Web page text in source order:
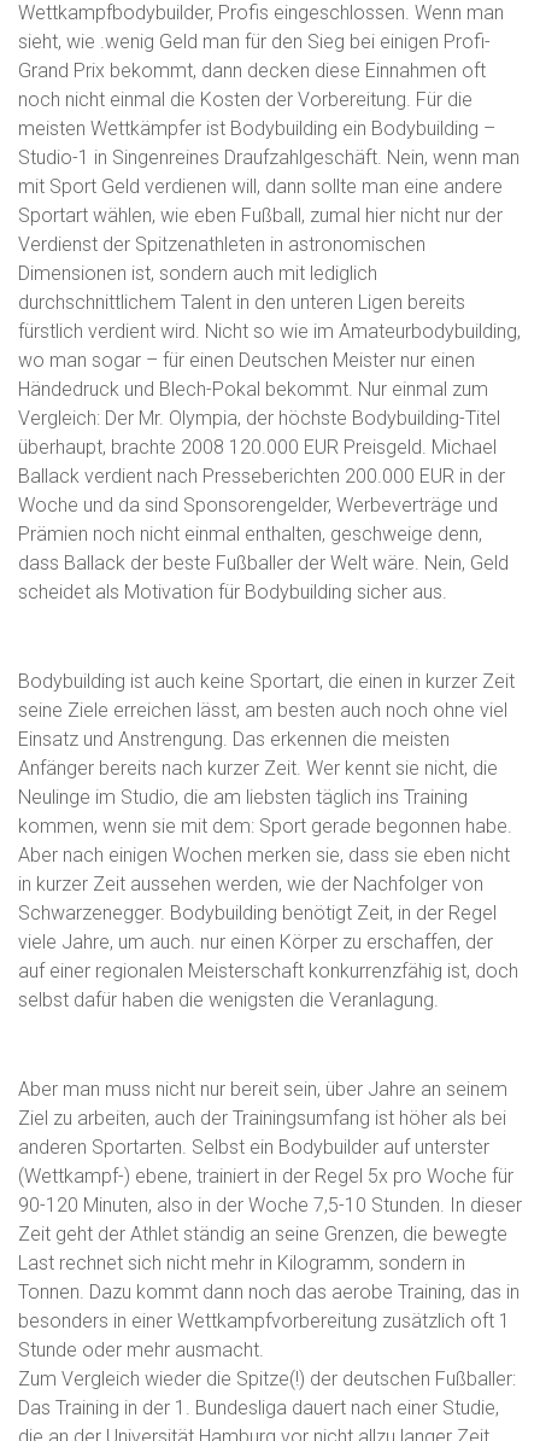
Wettkampfbodybuilder, Profis eingeschlossen. Wenn man
sieht, wie .wenig Geld man für den Sieg bei einigen Profi-
Grand Prix bekommt, dann decken diese Einnahmen oft
noch nicht einmal die Kosten der Vorbereitung. Für die
meisten Wettkämpfer ist Bodybuilding ein Bodybuilding –
Studio-1 in Singenreines Draufzahlgeschäft. Nein, wenn man
mit Sport Geld verdienen will, dann sollte man eine andere
Sportart wählen, wie eben Fußball, zumal hier nicht nur der
Verdienst der Spitzenathleten in astronomischen
Dimensionen ist, sondern auch mit lediglich
durchschnittlichem Talent in den unteren Ligen bereits
fürstlich verdient wird. Nicht so wie im Amateurbodybuilding,
wo man sogar – für einen Deutschen Meister nur einen
Händedruck und Blech-Pokal bekommt. Nur einmal zum
Vergleich: Der Mr. Olympia, der höchste Bodybuilding-Titel
überhaupt, brachte 2008 120.000 EUR Preisgeld. Michael
Ballack verdient nach Presseberichten 200.000 EUR in der
Woche und da sind Sponsorengelder, Werbeverträge und
Prämien noch nicht einmal enthalten, geschweige denn,
dass Ballack der beste Fußballer der Welt wäre. Nein, Geld
scheidet als Motivation für Bodybuilding sicher aus.
Bodybuilding ist auch keine Sportart, die einen in kurzer Zeit
seine Ziele erreichen lässt, am besten auch noch ohne viel
Einsatz und Anstrengung. Das erkennen die meisten
Anfänger bereits nach kurzer Zeit. Wer kennt sie nicht, die
Neulinge im Studio, die am liebsten täglich ins Training
kommen, wenn sie mit dem: Sport gerade begonnen habe.
Aber nach einigen Wochen merken sie, dass sie eben nicht
in kurzer Zeit aussehen werden, wie der Nachfolger von
Schwarzenegger. Bodybuilding benötigt Zeit, in der Regel
viele Jahre, um auch. nur einen Körper zu erschaffen, der
auf einer regionalen Meisterschaft konkurrenzfähig ist, doch
selbst dafür haben die wenigsten die Veranlagung.
Aber man muss nicht nur bereit sein, über Jahre an seinem
Ziel zu arbeiten, auch der Trainingsumfang ist höher als bei
anderen Sportarten. Selbst ein Bodybuilder auf unterster
(Wettkampf-) ebene, trainiert in der Regel 5x pro Woche für
90-120 Minuten, also in der Woche 7,5-10 Stunden. In dieser
Zeit geht der Athlet ständig an seine Grenzen, die bewegte
Last rechnet sich nicht mehr in Kilogramm, sondern in
Tonnen. Dazu kommt dann noch das aerobe Training, das in
besonders in einer Wettkampfvorbereitung zusätzlich oft 1
Stunde oder mehr ausmacht.
Zum Vergleich wieder die Spitze(!) der deutschen Fußballer:
Das Training in der 1. Bundesliga dauert nach einer Studie,